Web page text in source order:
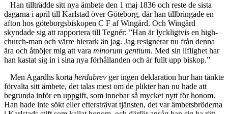
Han tillträdde sitt nya ämbete den 1 maj 1836 och reste de sista
dagarna i april till Karlstad över Göteborg, där han tillbringade en
afton hos göteborgsbiskopen C F af Wingård. Och Wingård
skyndade sig att rapportera till Tegnér: ”Han är lyckligtvis en high-
church-man och värre hierark än jag. Jag resignerar nu från denna
ära och åtnöjer mig att vara minorum gentium. Med sin liflighet har
han kastat sig in i sina nya förhållanden och är fullt upp biskop.”
Men Agardhs korta herdabrev ger ingen deklaration hur han tänkte
förvalta sitt ämbete, det talas mest om de plikter han nu hade att
begrunda inför en uppgift, som innebar så mycket nytt för honom.
Han hade inte sökt eller eftersträvat tjänsten, det var ämbetsbröderna